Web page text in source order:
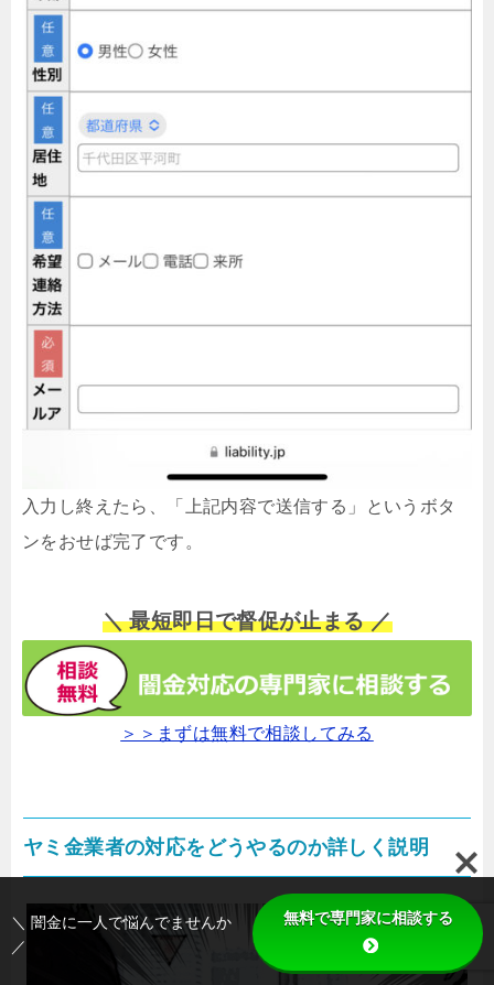
入力し終えたら、「上記内容で送信する」というボタ
ンをおせば完了です。
＼ 最短即日で督促が止まる ／
＞＞まずは無料で相談してみる
ヤミ金業者の対応をどうやるのか詳しく説明
＼ 闇金に一人で悩んでませんか
／
無料で専門家に相談する